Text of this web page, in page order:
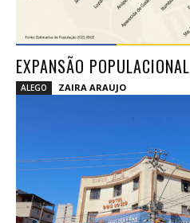
EXPANSÃO POPULACIONAL
ALEGO ZAIRA ARAUJO